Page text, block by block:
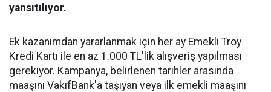
yansıtılıyor.
Ek kazanımdan yararlanmak için her ay Emekli Troy
Kredi Kartı ile en az 1.000 TL'lik alışveriş yapılması
gerekiyor. Kampanya, belirlenen tarihler arasında
maaşını VakıfBank'a taşıyan veya ilk emekli maaşını